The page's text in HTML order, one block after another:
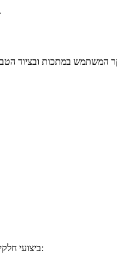
היום, אציג את השלבים המרכזיים בהטבעה בהתאמה אישית, חומרים נפוצים, יישומים וכיצד לבחור את השותף הנכון לעיבוד מתכת.
במתכות ובציוד
ביצועי חלקי הטבעה מושפעים באופן משמעותי מהחומר ומהעיבוד שלאחר מכן. אנו תומכים במגוון רחב של חומרי מתכת ברמה תעשייתית, כולל: